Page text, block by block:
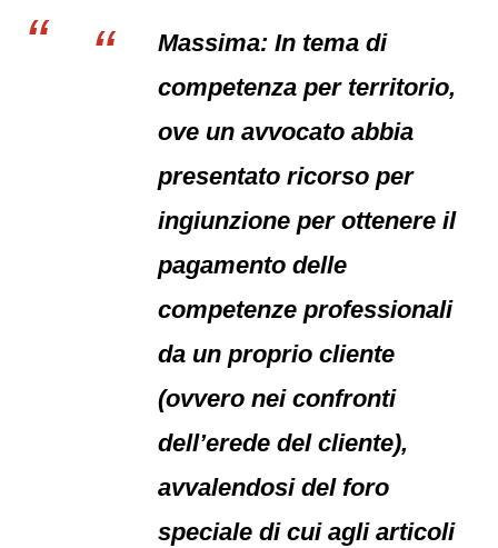
Massima: In tema di
competenza per territorio,
ove un avvocato abbia
presentato ricorso per
ingiunzione per ottenere il
pagamento delle
competenze professionali
da un proprio cliente
(ovvero nei confronti
dell’erede del cliente),
avvalendosi del foro
speciale di cui agli articoli